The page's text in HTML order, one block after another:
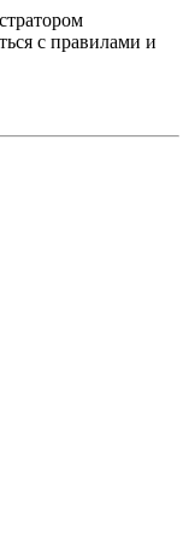
с правилами и